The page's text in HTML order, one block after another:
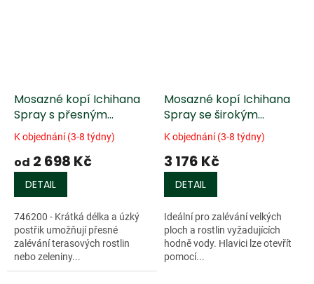
Mosazné kopí Ichihana
Spray s přesným
rozprašováním
K objednání (3-8 týdny)
od 2 698 Kč
DETAIL
746200 - Krátká délka a úzký
postřik umožňují přesné
zalévání terasových rostlin
nebo zeleniny...
Mosazné kopí Ichihana
Spray se širokým
rozprašováním
K objednání (3-8 týdny)
3 176 Kč
DETAIL
Ideální pro zalévání velkých
ploch a rostlin vyžadujících
hodně vody. Hlavici lze otevřít
pomocí...